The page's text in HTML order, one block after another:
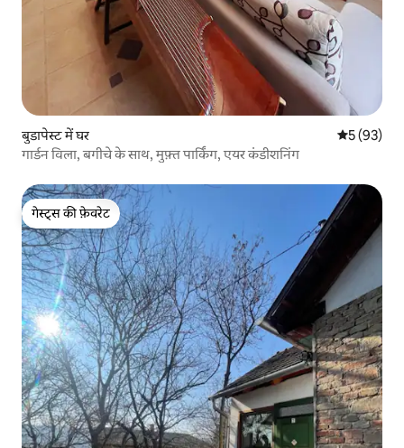
बुडापेस्ट में घर औसत रेटिंग
5 (93)
गार्डन विला, बगीचे के साथ, मुफ़्त पार्किंग, एयर कंडीशनिंग
गेस्ट्स की फ़ेवरेट
गेस्ट्स की फ़ेवरेट